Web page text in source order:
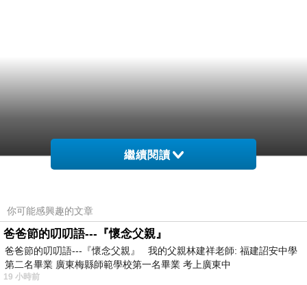
繼續閱讀
你可能感興趣的文章
爸爸節的叨叨語---『懷念父親』
爸爸節的叨叨語---『懷念父親』 我的父親林建祥老師: 福建詔安中學
第二名畢業 廣東梅縣師範學校第一名畢業 考上廣東中
19 小時前